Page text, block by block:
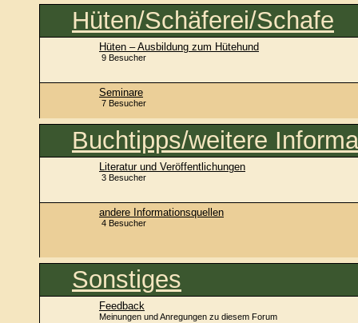
Hüten/Schäferei/Schafe
Hüten – Ausbildung zum Hütehund
9 Besucher
Seminare
7 Besucher
Buchtipps/weitere
Literatur und Veröffentlichungen
3 Besucher
andere Informationsquellen
4 Besucher
Sonstiges
Feedback
Meinungen und Anregungen zu diesem Forum